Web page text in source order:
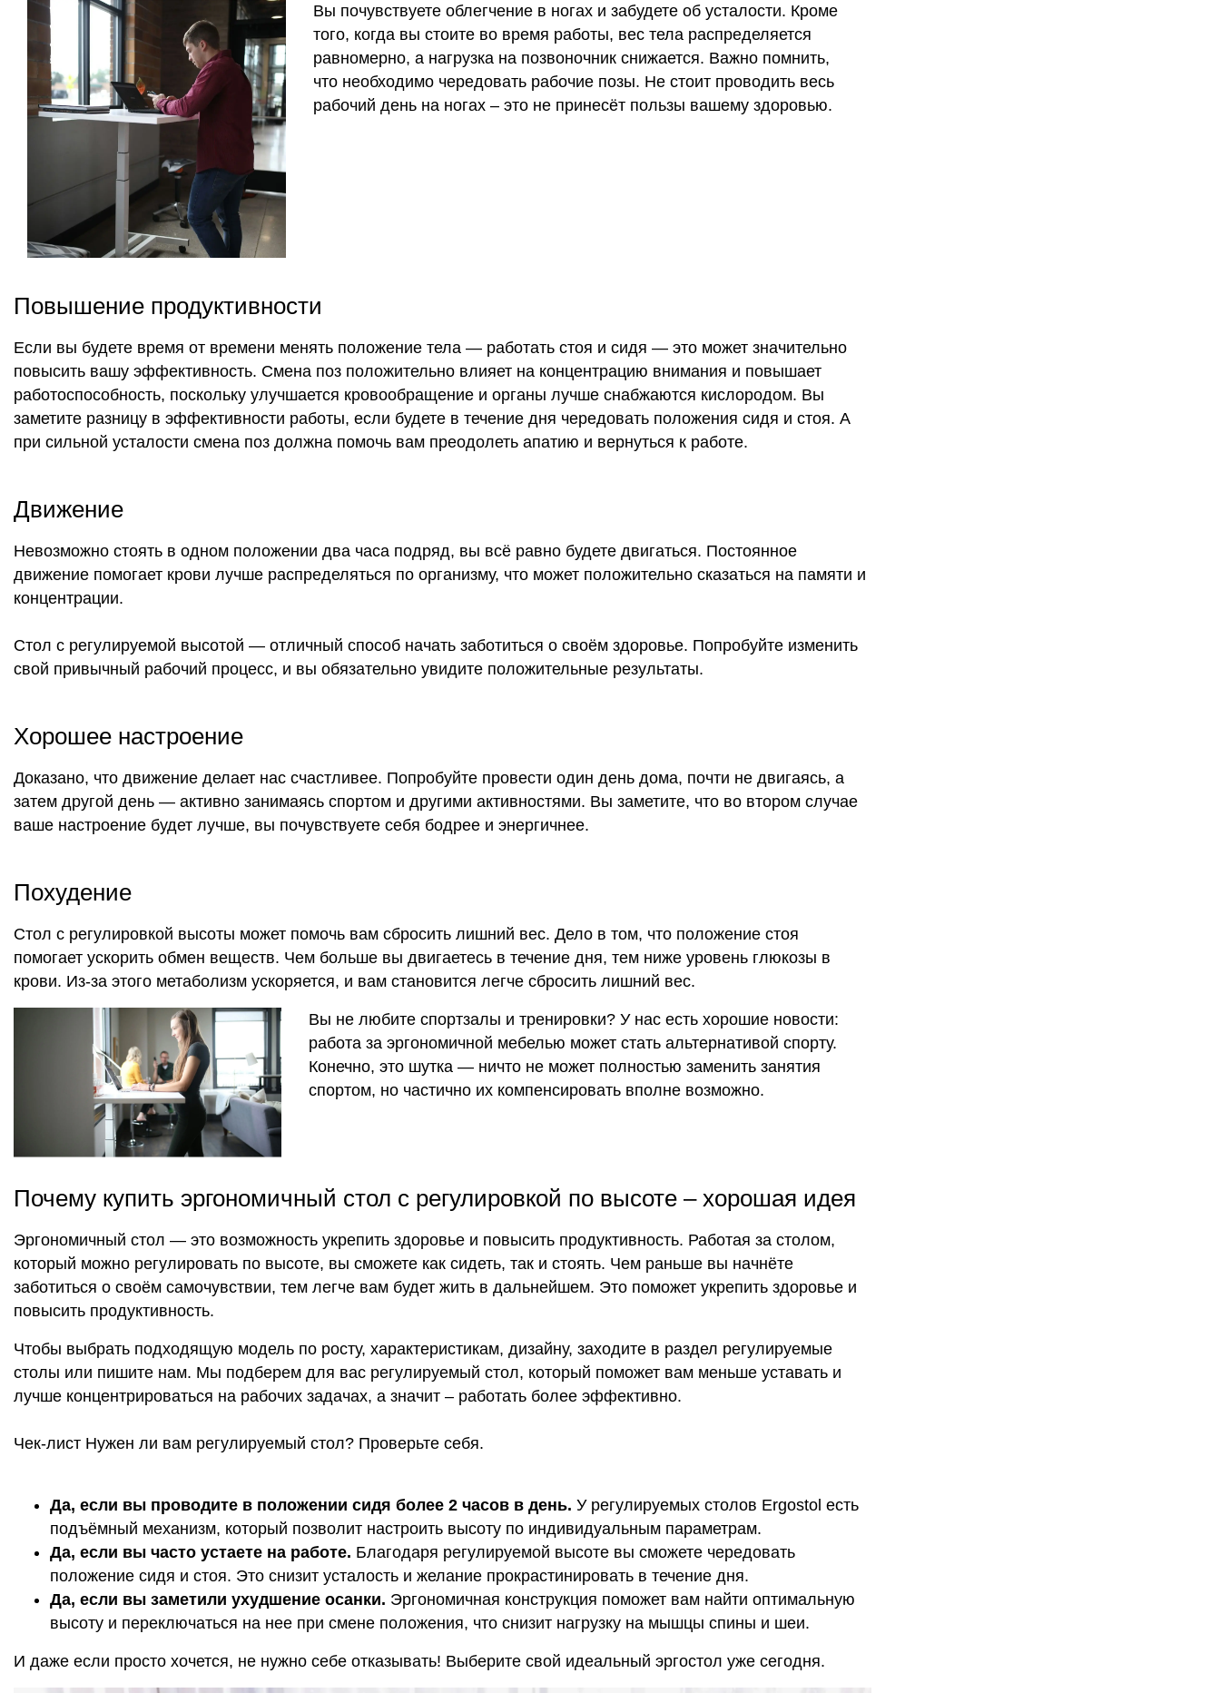
Вы почувствуете облегчение в ногах и забудете об усталости. Кроме
того, когда вы стоите во время работы, вес тела распределяется
равномерно, а нагрузка на позвоночник снижается. Важно помнить,
что необходимо чередовать рабочие позы. Не стоит проводить весь
рабочий день на ногах – это не принесёт пользы вашему здоровью.
Повышение продуктивности
Если вы будете время от времени менять положение тела — работать стоя и сидя — это может значительно
повысить вашу эффективность. Смена поз положительно влияет на концентрацию внимания и повышает
работоспособность, поскольку улучшается кровообращение и органы лучше снабжаются кислородом. Вы
заметите разницу в эффективности работы, если будете в течение дня чередовать положения сидя и стоя. А
при сильной усталости смена поз должна помочь вам преодолеть апатию и вернуться к работе.
Движение
Невозможно стоять в одном положении два часа подряд, вы всё равно будете двигаться. Постоянное
движение помогает крови лучше распределяться по организму, что может положительно сказаться на памяти и
концентрации.
Стол с регулируемой высотой — отличный способ начать заботиться о своём здоровье. Попробуйте изменить
свой привычный рабочий процесс, и вы обязательно увидите положительные результаты.
Хорошее настроение
Доказано, что движение делает нас счастливее. Попробуйте провести один день дома, почти не двигаясь, а
затем другой день — активно занимаясь спортом и другими активностями. Вы заметите, что во втором случае
ваше настроение будет лучше, вы почувствуете себя бодрее и энергичнее.
Похудение
Стол с регулировкой высоты может помочь вам сбросить лишний вес. Дело в том, что положение стоя
помогает ускорить обмен веществ. Чем больше вы двигаетесь в течение дня, тем ниже уровень глюкозы в
крови. Из-за этого метаболизм ускоряется, и вам становится легче сбросить лишний вес.
Вы не любите спортзалы и тренировки? У нас есть хорошие новости:
работа за эргономичной мебелью может стать альтернативой спорту.
Конечно, это шутка — ничто не может полностью заменить занятия
спортом, но частично их компенсировать вполне возможно.
Почему купить эргономичный стол с регулировкой по высоте – хорошая идея
Эргономичный стол — это возможность укрепить здоровье и повысить продуктивность. Работая за столом,
который можно регулировать по высоте, вы сможете как сидеть, так и стоять. Чем раньше вы начнёте
заботиться о своём самочувствии, тем легче вам будет жить в дальнейшем. Это поможет укрепить здоровье и
повысить продуктивность.
Чтобы выбрать подходящую модель по росту, характеристикам, дизайну, заходите в раздел регулируемые
столы или пишите нам. Мы подберем для вас регулируемый стол, который поможет вам меньше уставать и
лучше концентрироваться на рабочих задачах, а значит – работать более эффективно.
Чек-лист Нужен ли вам регулируемый стол? Проверьте себя.
Да, если вы проводите в положении сидя более 2 часов в день. У регулируемых столов Ergostol есть
подъёмный механизм, который позволит настроить высоту по индивидуальным параметрам.
Да, если вы часто устаете на работе. Благодаря регулируемой высоте вы сможете чередовать
положение сидя и стоя. Это снизит усталость и желание прокрастинировать в течение дня.
Да, если вы заметили ухудшение осанки. Эргономичная конструкция поможет вам найти оптимальную
высоту и переключаться на нее при смене положения, что снизит нагрузку на мышцы спины и шеи.
И даже если просто хочется, не нужно себе отказывать! Выберите свой идеальный эргостол уже сегодня.